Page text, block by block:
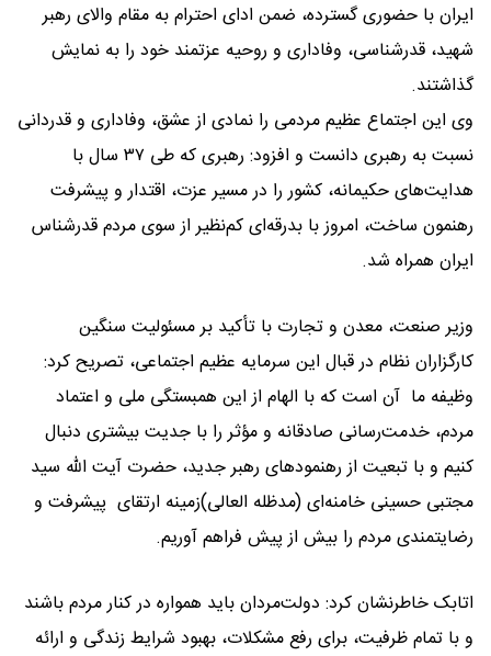
ایران با حضوری گسترده، ضمن ادای احترام به مقام والای رهبر
شهید، قدرشناسی، وفاداری و روحیه عزتمند خود را به نمایش
گذاشتند.
وی این اجتماع عظیم مردمی را نمادی از عشق، وفاداری و قدردانی
نسبت به رهبری دانست و افزود: رهبری که طی ۳۷ سال با
هدایت‌های حکیمانه، کشور را در مسیر عزت، اقتدار و پیشرفت
رهنمون ساخت، امروز با بدرقه‌ای کم‌نظیر از سوی مردم قدرشناس
ایران همراه شد.
وزیر صنعت، معدن و تجارت با تأکید بر مسئولیت سنگین
کارگزاران نظام در قبال این سرمایه عظیم اجتماعی، تصریح کرد:
وظیفه ما آن است که با الهام از این همبستگی ملی و اعتماد
مردم، خدمت‌رسانی صادقانه و مؤثر را با جدیت بیشتری دنبال
کنیم و با تبعیت از رهنمودهای رهبر جدید، حضرت آیت الله سید
مجتبی حسینی خامنه‌ای (مدظله العالی)زمینه ارتقای پیشرفت و
رضایتمندی مردم را بیش از پیش فراهم آوریم.
اتابک خاطرنشان کرد: دولت‌مردان باید همواره در کنار مردم باشند
و با تمام ظرفیت، برای رفع مشکلات، بهبود شرایط زندگی و ارائه